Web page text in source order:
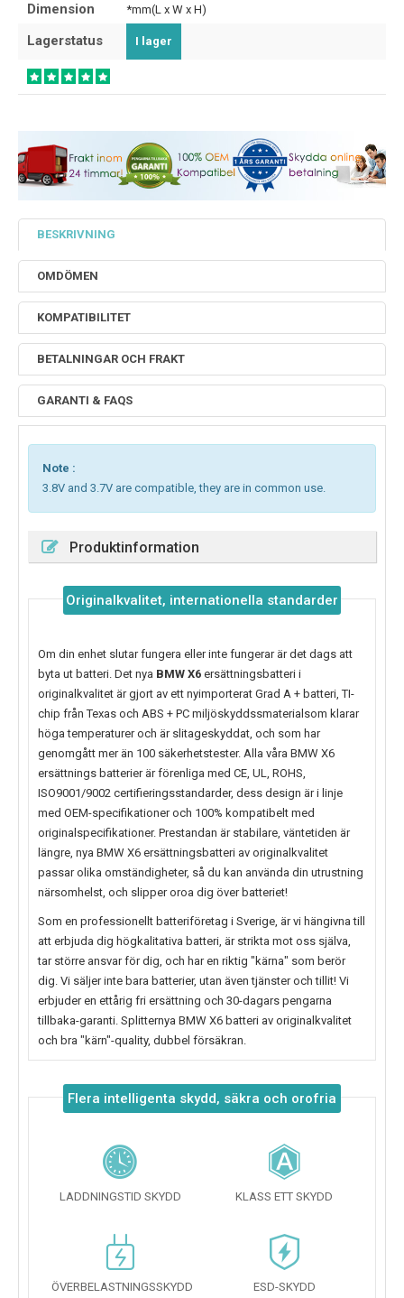
Dimension *mm(L x W x H)
Lagerstatus I lager
BESKRIVNING
OMDÖMEN
KOMPATIBILITET
BETALNINGAR OCH FRAKT
GARANTI & FAQS
Note :
3.8V and 3.7V are compatible, they are in common use.
Produktinformation
Originalkvalitet, internationella standarder
Om din enhet slutar fungera eller inte fungerar är det dags att
byta ut batteri. Det nya BMW X6 ersättningsbatteri i
originalkvalitet är gjort av ett nyimporterat Grad A + batteri, TI-
chip från Texas och ABS + PC miljöskyddssmaterialsom klarar
höga temperaturer och är slitageskyddat, och som har
genomgått mer än 100 säkerhetstester. Alla våra BMW X6
ersättnings batterier är förenliga med CE, UL, ROHS,
ISO9001/9002 certifieringsstandarder, dess design är i linje
med OEM-specifikationer och 100% kompatibelt med
originalspecifikationer. Prestandan är stabilare, väntetiden är
längre, nya BMW X6 ersättningsbatteri av originalkvalitet
passar olika omständigheter, så du kan använda din utrustning
närsomhelst, och slipper oroa dig över batteriet!
Som en professionellt batteriföretag i Sverige, är vi hängivna till
att erbjuda dig högkalitativa batteri, är strikta mot oss själva,
tar större ansvar för dig, och har en riktig "kärna" som berör
dig. Vi säljer inte bara batterier, utan även tjänster och tillit! Vi
erbjuder en ettårig fri ersättning och 30-dagars pengarna
tillbaka-garanti. Splitternya BMW X6 batteri av originalkvalitet
och bra "kärn"-quality, dubbel försäkran.
Flera intelligenta skydd, säkra och orofria
LADDNINGSTID SKYDD KLASS ETT SKYDD
ÖVERBELASTNINGSSKYDD ESD-SKYDD